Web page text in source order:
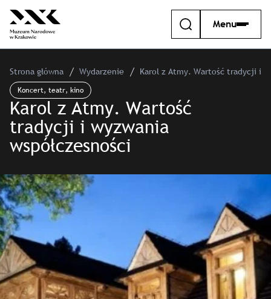
Menu
Strona główna Wydarzenie
Karol z Atmy. Wartość tradycji i
Koncert, teatr, kino
Karol z Atmy. Wartość
tradycji i wyzwania
współczesności